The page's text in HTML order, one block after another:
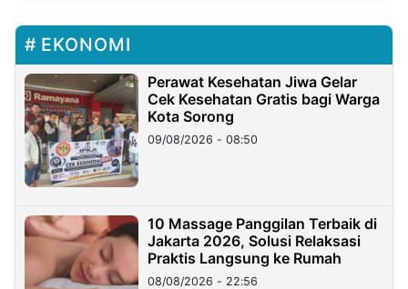
EKONOMI
Perawat Kesehatan Jiwa Gelar
Cek Kesehatan Gratis bagi Warga
Kota Sorong
09/08/2026 - 08:50
10 Massage Panggilan Terbaik di
Jakarta 2026, Solusi Relaksasi
Praktis Langsung ke Rumah
08/08/2026 - 22:56